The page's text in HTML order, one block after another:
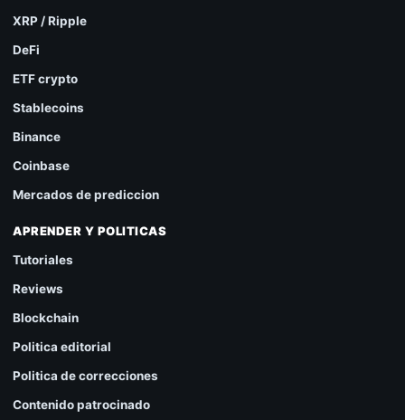
XRP / Ripple
DeFi
ETF crypto
Stablecoins
Binance
Coinbase
Mercados de prediccion
APRENDER Y POLITICAS
Tutoriales
Reviews
Blockchain
Politica editorial
Politica de correcciones
Contenido patrocinado